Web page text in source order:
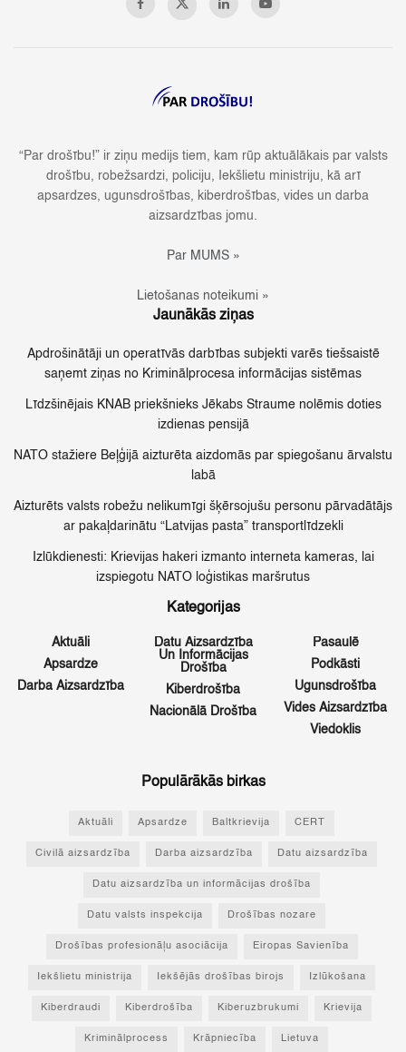
“Par drošību!” ir ziņu medijs tiem, kam rūp aktuālākais par valsts
drošību, robežsardzi, policiju, Iekšlietu ministriju, kā arī
apsardzes, ugunsdrošības, kiberdrošības, vides un darba
aizsardzības jomu.
Par MUMS »
Lietošanas noteikumi »
Jaunākās ziņas
Apdrošinātāji un operatīvās darbības subjekti varēs tiešsaistē
saņemt ziņas no Kriminālprocesa informācijas sistēmas
Līdzšinējais KNAB priekšnieks Jēkabs Straume nolēmis doties
izdienas pensijā
NATO stažiere Beļģijā aizturēta aizdomās par spiegošanu ārvalstu
labā
Aizturēts valsts robežu nelikumīgi šķērsojušu personu pārvadātājs
ar pakaļdarinātu “Latvijas pasta” transportlīdzekli
Izlūkdienesti: Krievijas hakeri izmanto interneta kameras, lai
izspiegotu NATO loģistikas maršrutus
Kategorijas
Aktuāli
Apsardze
Darba Aizsardzība
Datu Aizsardzība
Un Informācijas
Drošība
Kiberdrošība
Nacionālā Drošība
Pasaulē
Podkāsti
Ugunsdrošība
Vides Aizsardzība
Viedoklis
Populārākās birkas
Aktuāli Apsardze Baltkrievija CERT
Civilā aizsardzība Darba aizsardzība Datu aizsardzība
Datu aizsardzība un informācijas drošība
Datu valsts inspekcija Drošības nozare
Drošības profesionāļu asociācija Eiropas Savienība
Iekšlietu ministrija Iekšējās drošības birojs Izlūkošana
Kiberdraudi Kiberdrošība Kiberuzbrukumi Krievija
Kriminālprocess Krāpniecība Lietuva